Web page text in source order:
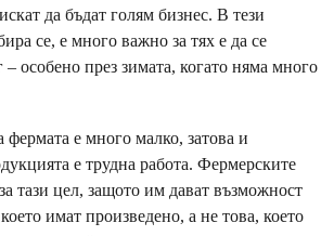
да бъдат голям бизнес. В тези
се, е много важно за тях е да се
– особено през зимата, когато няма много
фермата е много малко, затова и
е трудна работа. Фермерските
тази цел, защото им дават възможност
имат произведено, а не това, което